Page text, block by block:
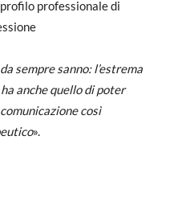
professionale di
sempre sanno: l’estrema
anche quello di poter
così
».